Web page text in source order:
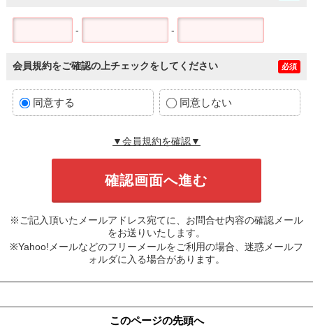
- -
会員規約をご確認の上チェックをしてください 必須
同意する 同意しない
▼会員規約を確認▼
※ご記入頂いたメールアドレス宛てに、お問合せ内容の確認メール
をお送りいたします。
※Yahoo!メールなどのフリーメールをご利用の場合、迷惑メールフ
ォルダに入る場合があります。
このページの先頭へ